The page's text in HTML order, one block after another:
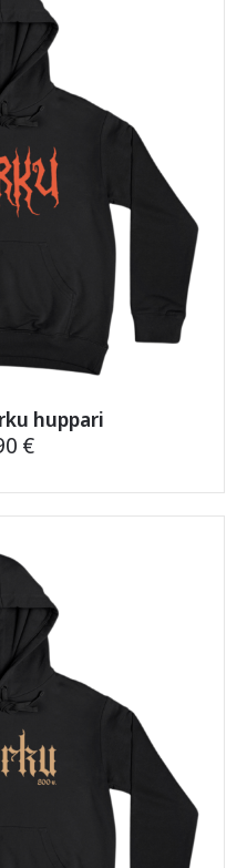
Voit
tehdä
valinnat
huppari
€
muunnelma.
tehdä
valinnat